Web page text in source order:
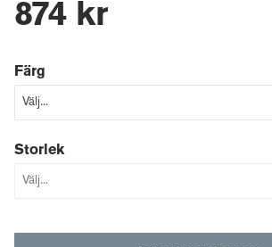
874 kr
Färg
Storlek